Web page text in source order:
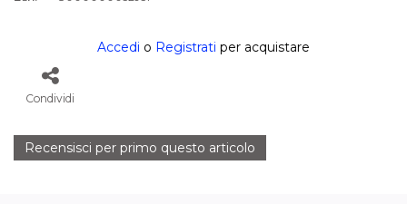
Accedi o Registrati per acquistare
Condividi
Recensisci per primo questo articolo